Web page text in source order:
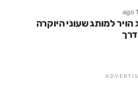
למותג שעוני היוקרה